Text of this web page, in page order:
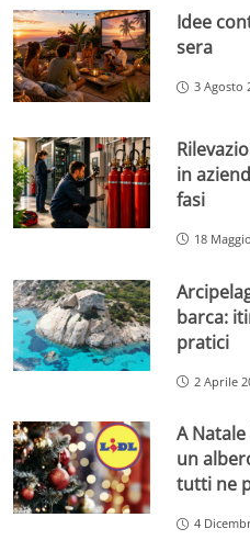
Idee
sera
3 Agosto
in
fasi
18
barca:
pratici
2 Aprile
A
un
tutti ne
4